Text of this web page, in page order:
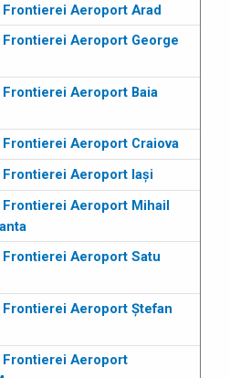
Aeroport Arad
Aeroport George
Aeroport Baia
Aeroport Craiova
Aeroport Iași
Aeroport Mihail
Aeroport Satu
Aeroport Ștefan
Aeroport